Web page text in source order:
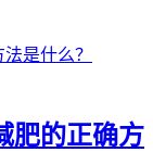
肥的正确方